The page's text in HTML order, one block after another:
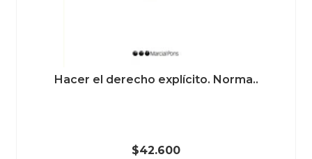
Hacer el derecho explícito. Norma..
$42.600